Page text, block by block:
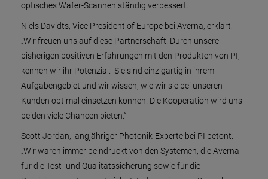
optisches Wafer-Scannen ständig verbessert.
Niels Davidts, Vice President of Europe bei Averna, erklärt:
„Wir freuen uns auf diese Partnerschaft. Durch unsere
bisherigen positiven Erfahrungen mit den Produkten von PI,
kennen wir ihr Potenzial. Sie sind einzigartig in ihrem
Aufgabengebiet und wir wissen, wie wir sie bei unseren
Kunden optimal einsetzen können. Die Kooperation wird uns
beiden viele Chancen bieten.“
Scott Jordan, langjähriger Photonik-Experte bei PI betont:
„Wir waren immer beindruckt von den Systemen, die Averna
für die Test- und Qualitätssicherung sowie für die